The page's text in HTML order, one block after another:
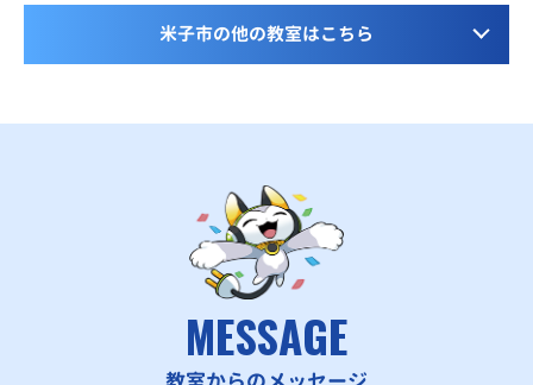
米子市の他の教室はこちら
MESSAGE